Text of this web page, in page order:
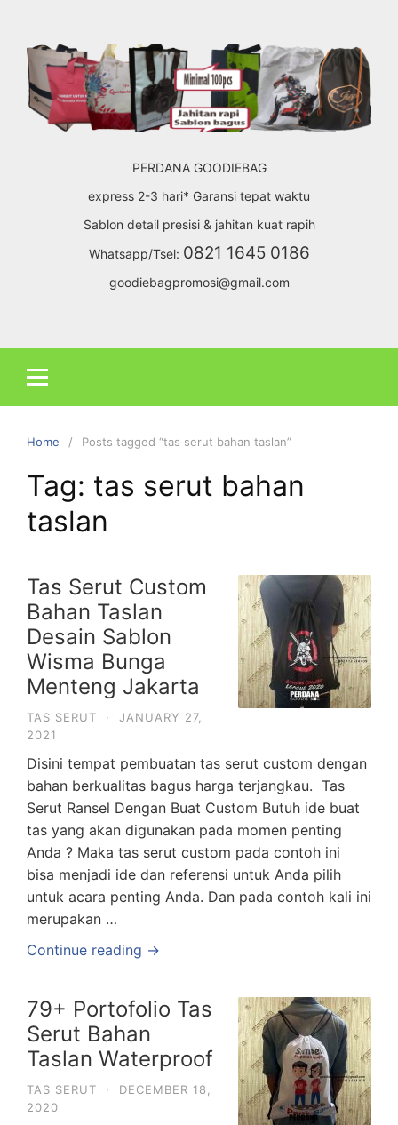
content
PERDANA GOODIEBAG
express 2-3 hari* Garansi tepat waktu
Sablon detail presisi & jahitan kuat rapih
Whatsapp/Tsel: 0821 1645 0186
goodiebagpromosi@gmail.com
Home Posts tagged “tas serut bahan taslan”
Tag: tas serut bahan
taslan
Tas Serut Custom
Bahan Taslan
Desain Sablon
Wisma Bunga
Menteng Jakarta
TAS SERUT ·
JANUARY 27,
2021
Disini tempat pembuatan tas serut custom dengan
bahan berkualitas bagus harga terjangkau. Tas
Serut Ransel Dengan Buat Custom Butuh ide buat
tas yang akan digunakan pada momen penting
Anda ? Maka tas serut custom pada contoh ini
bisa menjadi ide dan referensi untuk Anda pilih
untuk acara penting Anda. Dan pada contoh kali ini
merupakan …
Continue reading →
79+ Portofolio Tas
Serut Bahan
Taslan Waterproof
TAS SERUT ·
DECEMBER 18,
2020